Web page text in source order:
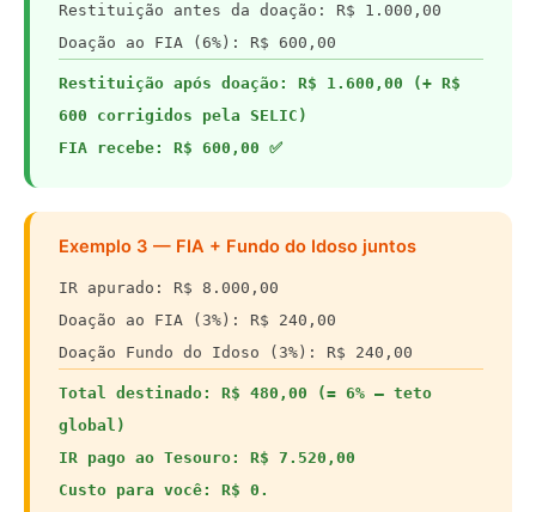
Restituição antes da doação: R$ 1.000,00
Doação ao FIA (6%): R$ 600,00
Restituição após doação: R$ 1.600,00 (+ R$
600 corrigidos pela SELIC)
FIA recebe: R$ 600,00 ✅
Exemplo 3 — FIA + Fundo do Idoso juntos
IR apurado: R$ 8.000,00
Doação ao FIA (3%): R$ 240,00
Doação Fundo do Idoso (3%): R$ 240,00
Total destinado: R$ 480,00 (= 6% — teto
global)
IR pago ao Tesouro: R$ 7.520,00
Custo para você: R$ 0.